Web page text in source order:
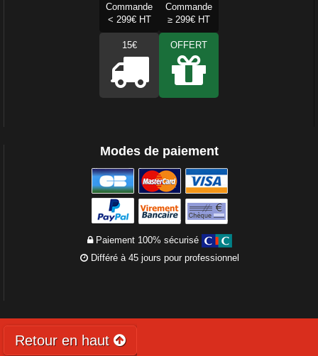
Commande
< 299€ HT
Commande
≥ 299€ HT
15€ OFFERT
Modes de paiement
Paiement 100% sécurisé
Différé à 45 jours pour professionnel
Retour en haut